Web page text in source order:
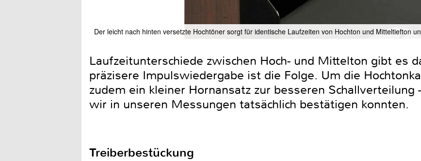
Der leicht nach hinten versetzte Hochtöner sorgt für identische Laufzeiten von Hochton und Mitteltiefton
Laufzeitunterschiede zwischen Hoch- und Mittelton gibt es
präzisere Impulswiedergabe ist die Folge. Um die
zudem ein kleiner Hornansatz zur besseren
wir in unseren Messungen tatsächlich bestätigen konnten.
Treiberbestückung